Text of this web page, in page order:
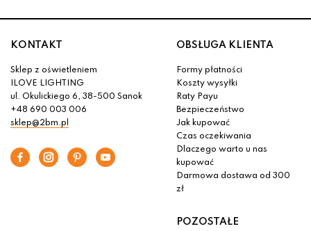
KONTAKT
Sklep z oświetleniem
ILOVE LIGHTING
ul. Okulickiego 6, 38-500 Sanok
+48 690 003 006
sklep@2bm.pl
OBSŁUGA KLIENTA
Formy płatności
Koszty wysyłki
Raty Payu
Bezpieczeństwo
Jak kupować
Czas oczekiwania
Dlaczego warto u nas
kupować
Darmowa dostawa od 300
zł
POZOSTAŁE